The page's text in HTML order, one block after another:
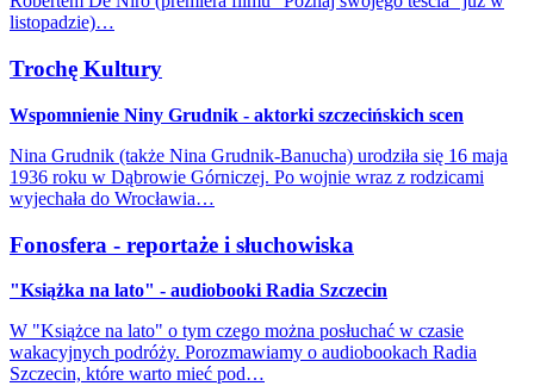
listopadzie)…
Trochę Kultury
Wspomnienie Niny Grudnik - aktorki szczecińskich scen
Nina Grudnik (także Nina Grudnik-Banucha) urodziła się 16 maja
1936 roku w Dąbrowie Górniczej. Po wojnie wraz z rodzicami
wyjechała do Wrocławia…
Fonosfera - reportaże i słuchowiska
"Książka na lato" - audiobooki Radia Szczecin
W "Książce na lato" o tym czego można posłuchać w czasie
wakacyjnych podróży. Porozmawiamy o audiobookach Radia
Szczecin, które warto mieć pod…